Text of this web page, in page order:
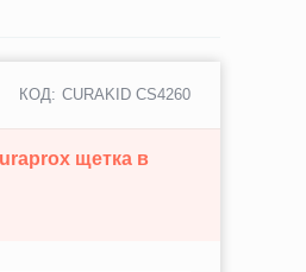
КОД: CURAKID CS4260
щетка в